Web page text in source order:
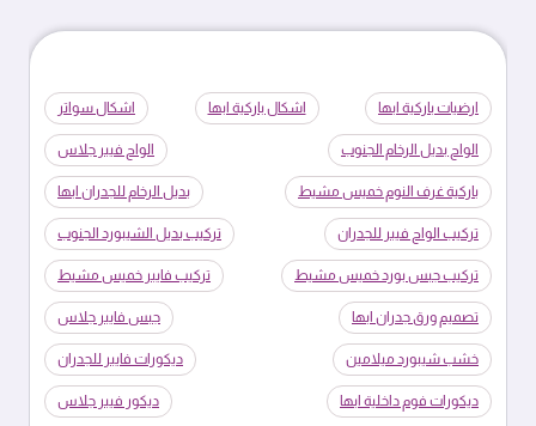
ارضيات باركية ابها اشكال باركية ابها اشكال سواتر
الواح بديل الرخام الجنوب الواح فيبر جلاس
باركية غرف النوم خميس مشيط بديل الرخام للجدران ابها
تركيب الواح فيبر للجدران تركيب بديل الشيبورد الجنوب
تركيب جبس بورد خميس مشيط تركيب فايبر خميس مشيط
تصميم ورق جدران ابها جبس فايبر جلاس
خشب شيبورد ميلامين ديكورات فايبر للجدران
ديكورات فوم داخلية ابها ديكور فيبر جلاس